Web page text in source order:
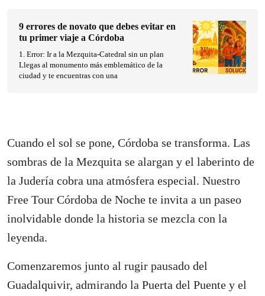
Cuando el sol se pone, Córdoba se transforma. Las
sombras de la Mezquita se alargan y el laberinto de
la Judería cobra una atmósfera especial. Nuestro
Free Tour Córdoba de Noche te invita a un paseo
inolvidable donde la historia se mezcla con la
leyenda.
Comenzaremos junto al rugir pausado del
Guadalquivir, admirando la Puerta del Puente y el
9 errores de novato que debes evitar en
tu primer viaje a Córdoba
1. Error: Ir a la Mezquita-Catedral sin un plan
Llegas al monumento más emblemático de la
ciudad y te encuentras con una